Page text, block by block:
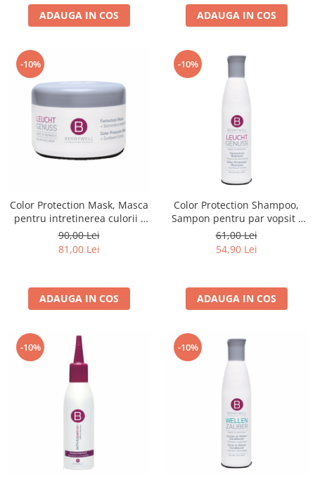
ADAUGA IN COS ADAUGA IN COS
-10%
Color Protection Mask, Masca
pentru intretinerea culorii -
201 ml
90,00 Lei
81,00 Lei
ADAUGA IN COS
-10%
Color Protection Shampoo,
Sampon pentru par vopsit -
251 ml
61,00 Lei
54,90 Lei
ADAUGA IN COS
-10% -10%